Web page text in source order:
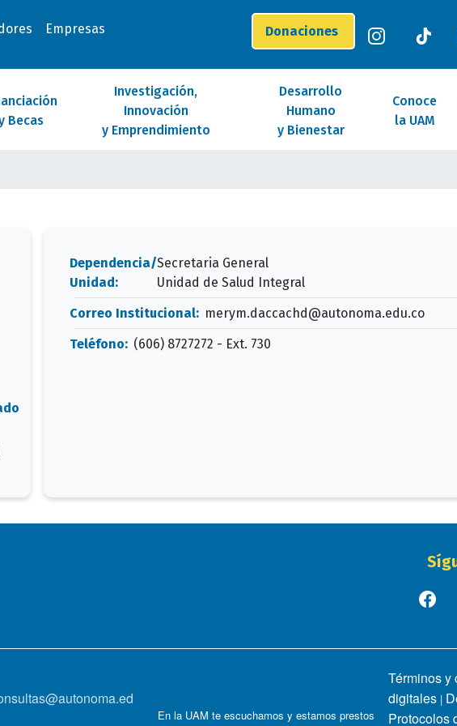
Empresas Donaciones
Becas
Investigación,
Innovación
y Emprendimiento
Desarrollo
Humano
y Bienestar
Conoce
la UAM
Dependencia/
Unidad:
Secretaria General
Unidad de Salud Integral
Correo Institucional: merym.daccachd@autonoma.edu.co
Teléfono: (606) 8727272 - Ext. 730
En la UAM te escuchamos y estamos prestos
Términos y
digitales |
Protocolos